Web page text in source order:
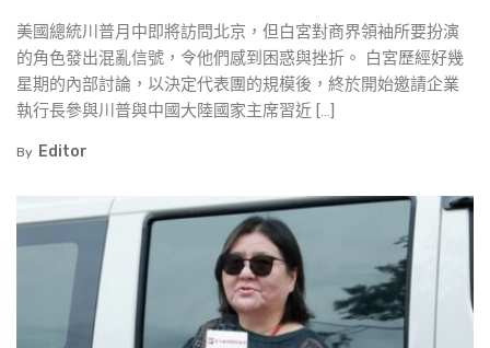
美國總統川普月中即將訪問北京，但白宮對商界領袖所要扮演
的角色發出混亂信號，令他們感到困惑與挫折。 白宮歷經好幾
星期的內部討論，以決定代表團的規模後，終於開始邀請企業
執行長參與川普與中國大陸國家主席習近 […]
By Editor